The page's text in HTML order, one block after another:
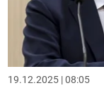
19.12.2025 | 08:05